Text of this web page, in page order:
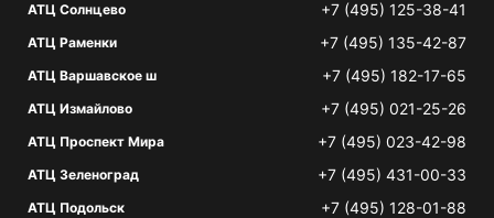
АТЦ Солнцево +7 (495) 125-38-41
АТЦ Раменки +7 (495) 135-42-87
АТЦ Варшавское ш +7 (495) 182-17-65
АТЦ Измайлово +7 (495) 021-25-26
АТЦ Проспект Мира +7 (495) 023-42-98
АТЦ Зеленоград +7 (495) 431-00-33
АТЦ Подольск +7 (495) 128-01-88